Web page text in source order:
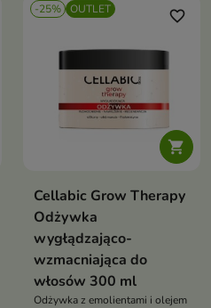
zdrowej, promiennej i
elastycznej skóry, bez brokatu i
-25% OUTLET

favorite_border
Cellabic Grow Therapy
Odżywka
wygłądzająco-
wzmacniająca do
włosów 300 ml
Odżywka z emolientami i olejem